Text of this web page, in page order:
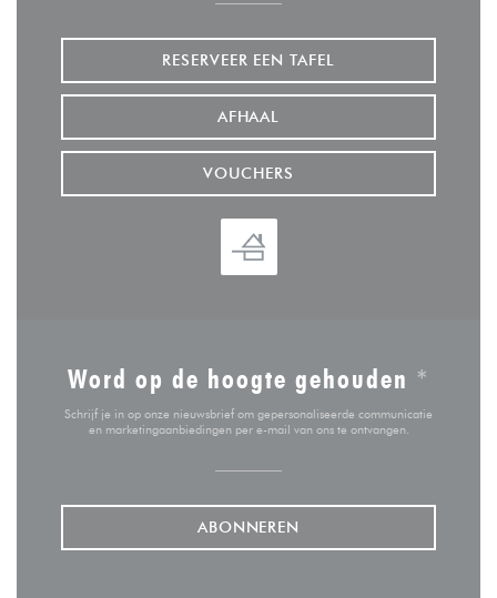
RESERVEER EEN TAFEL
AFHAAL
VOUCHERS
Word op de hoogte gehouden *
Schrijf je in op onze nieuwsbrief om gepersonaliseerde communicatie
en marketingaanbiedingen per e-mail van ons te ontvangen.
ABONNEREN